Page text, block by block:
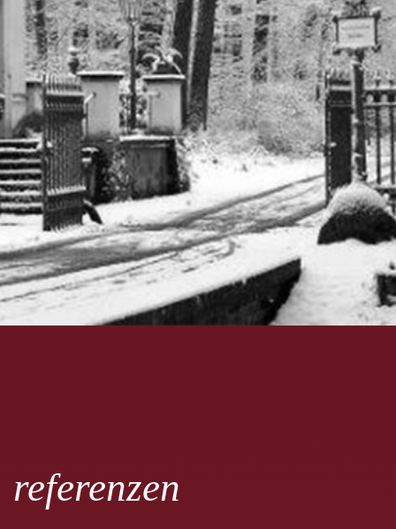
referenzen